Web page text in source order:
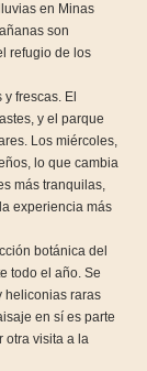
en Minas
son
refugio de los
frescas. El
y el parque
Los miércoles,
lo que cambia
más tranquilas,
experiencia más
botánica del
todo el año. Se
heliconias raras
en sí es parte
otra visita a la